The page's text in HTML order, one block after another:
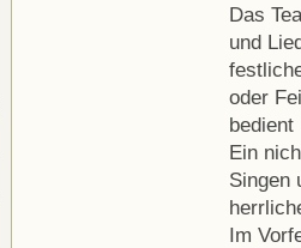
Das
und
oder
Ein
Singen
Im